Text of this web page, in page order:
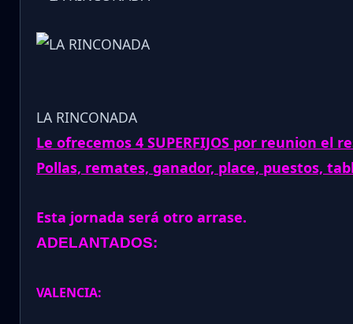
LA RINCONADA
Le ofrecemos 4 SUPERFIJOS por reunion el
Pollas, remates, ganador, place, puestos,
Esta jornada será otro arrase.
ADELANTADOS:
VALENCIA: